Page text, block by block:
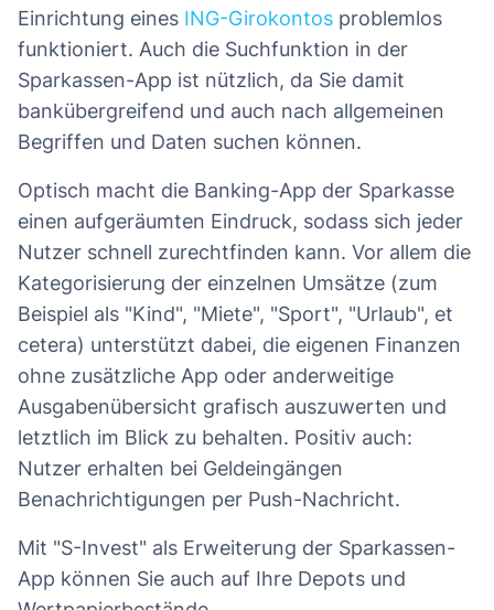
Einrichtung eines ING-Girokontos problemlos
funktioniert. Auch die Suchfunktion in der
Sparkassen-App ist nützlich, da Sie damit
bankübergreifend und auch nach allgemeinen
Begriffen und Daten suchen können.
Optisch macht die Banking-App der Sparkasse
einen aufgeräumten Eindruck, sodass sich jeder
Nutzer schnell zurechtfinden kann. Vor allem die
Kategorisierung der einzelnen Umsätze (zum
Beispiel als "Kind", "Miete", "Sport", "Urlaub", et
cetera) unterstützt dabei, die eigenen Finanzen
ohne zusätzliche App oder anderweitige
Ausgabenübersicht grafisch auszuwerten und
letztlich im Blick zu behalten. Positiv auch:
Nutzer erhalten bei Geldeingängen
Benachrichtigungen per Push-Nachricht.
Mit "S-Invest" als Erweiterung der Sparkassen-
App können Sie auch auf Ihre Depots und